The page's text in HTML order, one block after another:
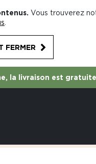
Vous trouverez
FERMER
la livraison est gratuite